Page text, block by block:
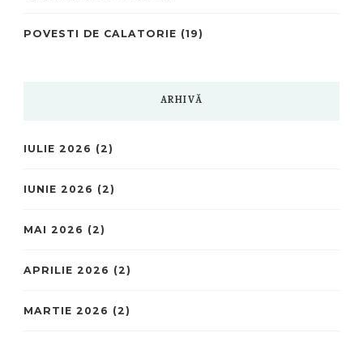
POVESTI DE CALATORIE (19)
ARHIVĂ
IULIE 2026 (2)
IUNIE 2026 (2)
MAI 2026 (2)
APRILIE 2026 (2)
MARTIE 2026 (2)